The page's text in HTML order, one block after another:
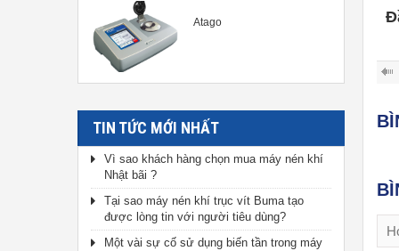
Atago
TIN TỨC MỚI NHẤT
Vì sao khách hàng chọn mua máy nén khí
Nhật bãi ?
Tại sao máy nén khí trục vít Buma tạo
được lòng tin với người tiêu dùng?
Một vài sự cố sử dụng biến tần trong máy